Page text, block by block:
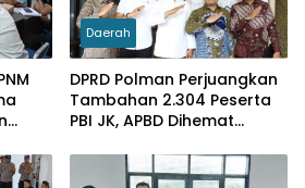
Daerah
DPRD Polman Perjuangkan
Tambahan 2.304 Peserta
PBI JK, APBD Dihemat